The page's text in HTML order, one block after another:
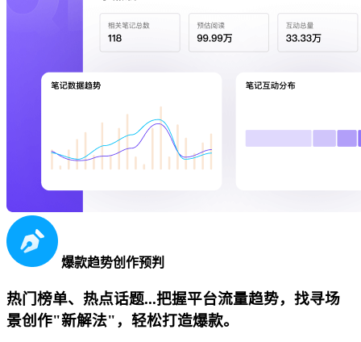
爆款趋势创作预判
热门榜单、热点话题...把握平台流量趋势，找寻场
景创作"新解法"，轻松打造爆款。